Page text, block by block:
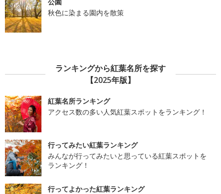
秋色に染まる園内を散策
ランキングから紅葉名所を探す
【2025年版】
紅葉名所ランキング
アクセス数の多い人気紅葉スポットをランキング！
行ってみたい紅葉ランキング
みんなが行ってみたいと思っている紅葉スポットを
ランキング！
行ってよかった紅葉ランキング